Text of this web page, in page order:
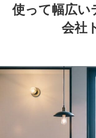
COLUMN
使って幅広い
会社